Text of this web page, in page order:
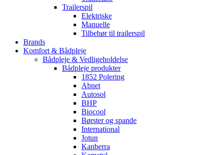
Trailerspil
Elektriske
Manuelle
Tilbehør til trailerspil
Brands
Komfort & Bådpleje
Bådpleje & Vedligeholdelse
Bådpleje produkter
1852 Polering
Abnet
Autosol
BHP
Biocool
Børster og spande
International
Jotun
Kanberra